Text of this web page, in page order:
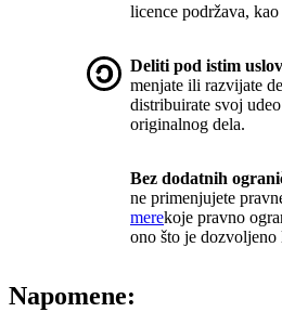
licence podržava,
Deliti pod istim
menjate ili razvijate
distribuirate svoj
originalnog dela.
Bez dodatnih
ne primenjujete
merekoje pravno
ono što je dozvoljeno
Napomene: